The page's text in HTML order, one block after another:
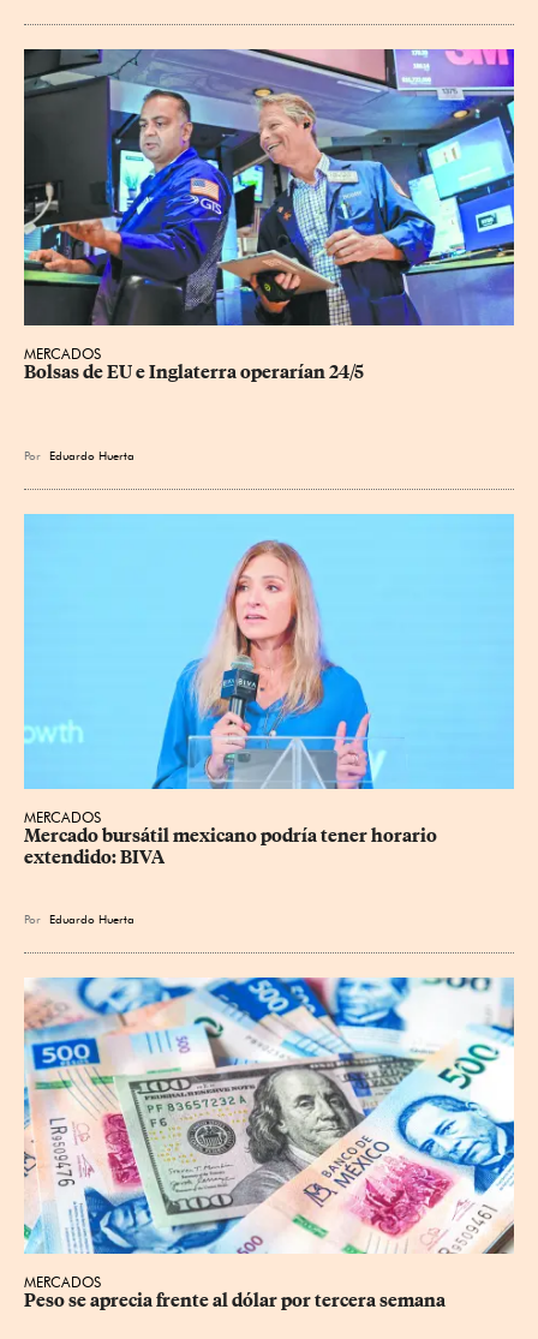
MERCADOS
Bolsas de EU e Inglaterra operarían 24/5
Por Eduardo Huerta
MERCADOS
Mercado bursátil mexicano podría tener horario
extendido: BIVA
Por Eduardo Huerta
MERCADOS
Peso se aprecia frente al dólar por tercera semana